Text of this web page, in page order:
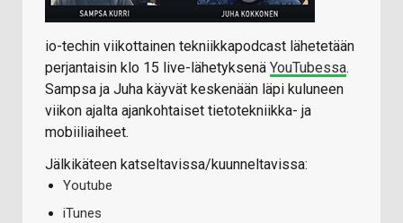
io-techin viikottainen tekniikkapodcast lähetetään
perjantaisin klo 15 live-lähetyksenä YouTubessa.
Sampsa ja Juha käyvät keskenään läpi kuluneen
viikon ajalta ajankohtaiset tietotekniikka- ja
mobiiliaiheet.
Jälkikäteen katseltavissa/kuunneltavissa:
Youtube
iTunes